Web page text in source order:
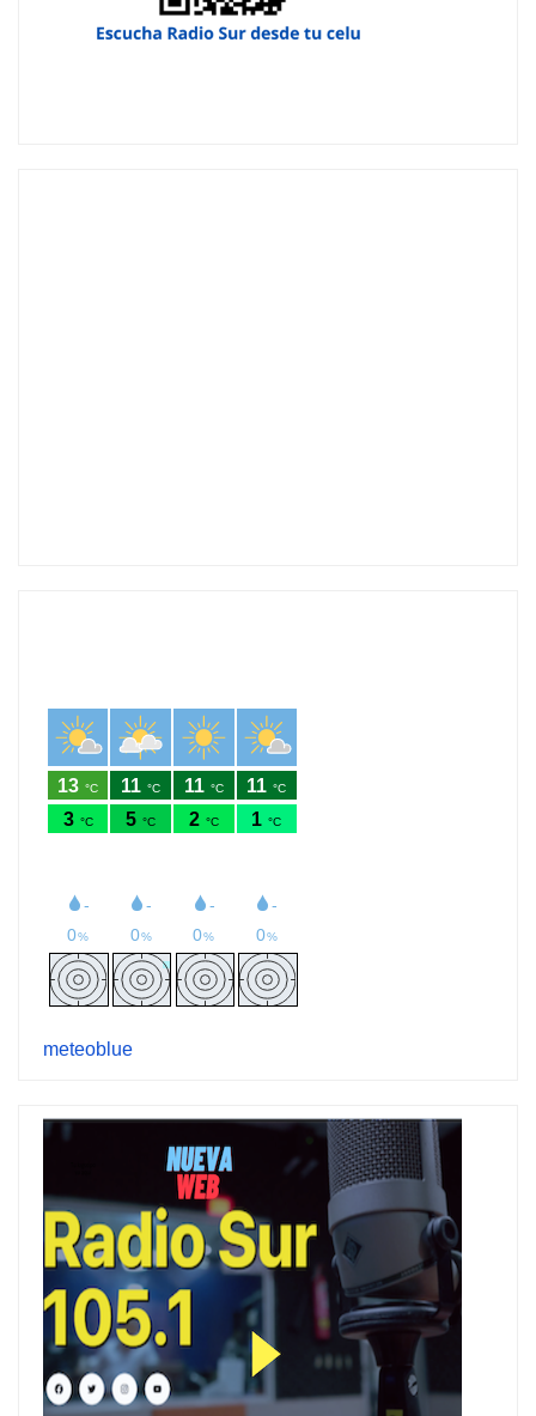
meteoblue